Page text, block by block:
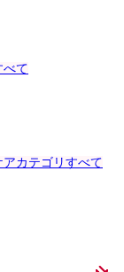
べて
カテゴリすべて